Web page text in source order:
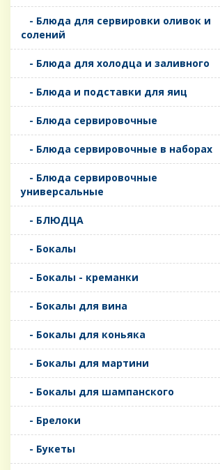
- Блюда для сервировки оливок и
солений
- Блюда для холодца и заливного
- Блюда и подставки для яиц
- Блюда сервировочные
- Блюда сервировочные в наборах
- Блюда сервировочные
универсальные
- БЛЮДЦА
- Бокалы
- Бокалы - креманки
- Бокалы для вина
- Бокалы для коньяка
- Бокалы для мартини
- Бокалы для шампанского
- Брелоки
- Букеты